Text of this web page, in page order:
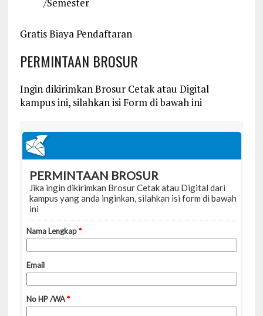
Gratis Biaya Pendaftaran
PERMINTAAN BROSUR
Ingin dikirimkan Brosur Cetak atau Digital
kampus ini, silahkan isi Form di bawah ini